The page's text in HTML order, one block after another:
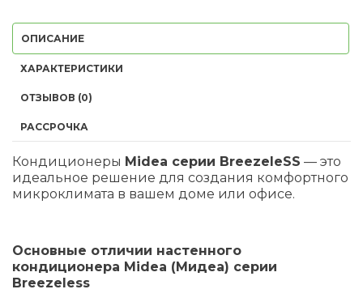
ОПИСАНИЕ
ХАРАКТЕРИСТИКИ
ОТЗЫВОВ (0)
РАССРОЧКА
Кондиционеры Midea серии BreezeleSS — это
идеальное решение для создания комфортного
микроклимата в вашем доме или офисе.
Основные отличии настенного
кондиционера Midea (Мидеа) серии
Breezeless